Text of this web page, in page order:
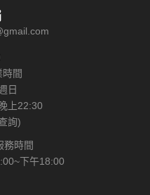
時間
日
上22:30
詢)
務時間
下午18:00